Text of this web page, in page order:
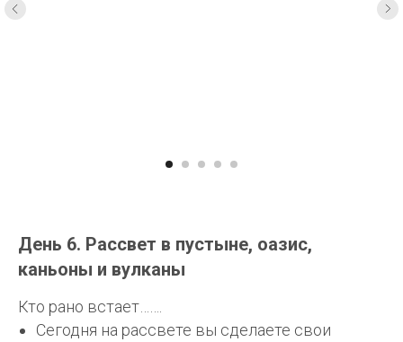
День 6. Рассвет в пустыне, оазис,
каньоны и вулканы
Кто рано встает…….
Сегодня на рассвете вы сделаете свои